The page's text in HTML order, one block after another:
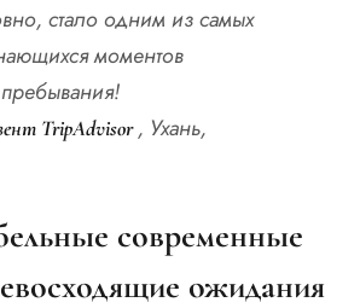
стало одним из самых
моментов
TripAdvisor, Ухань,
современные
ожидания